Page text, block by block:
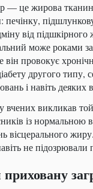
— це жирова
печінку,
від підшкірного
може роками
провокує
другого типу,
і навіть деяких
вчених викликав
із нормальною
вісцерального
не